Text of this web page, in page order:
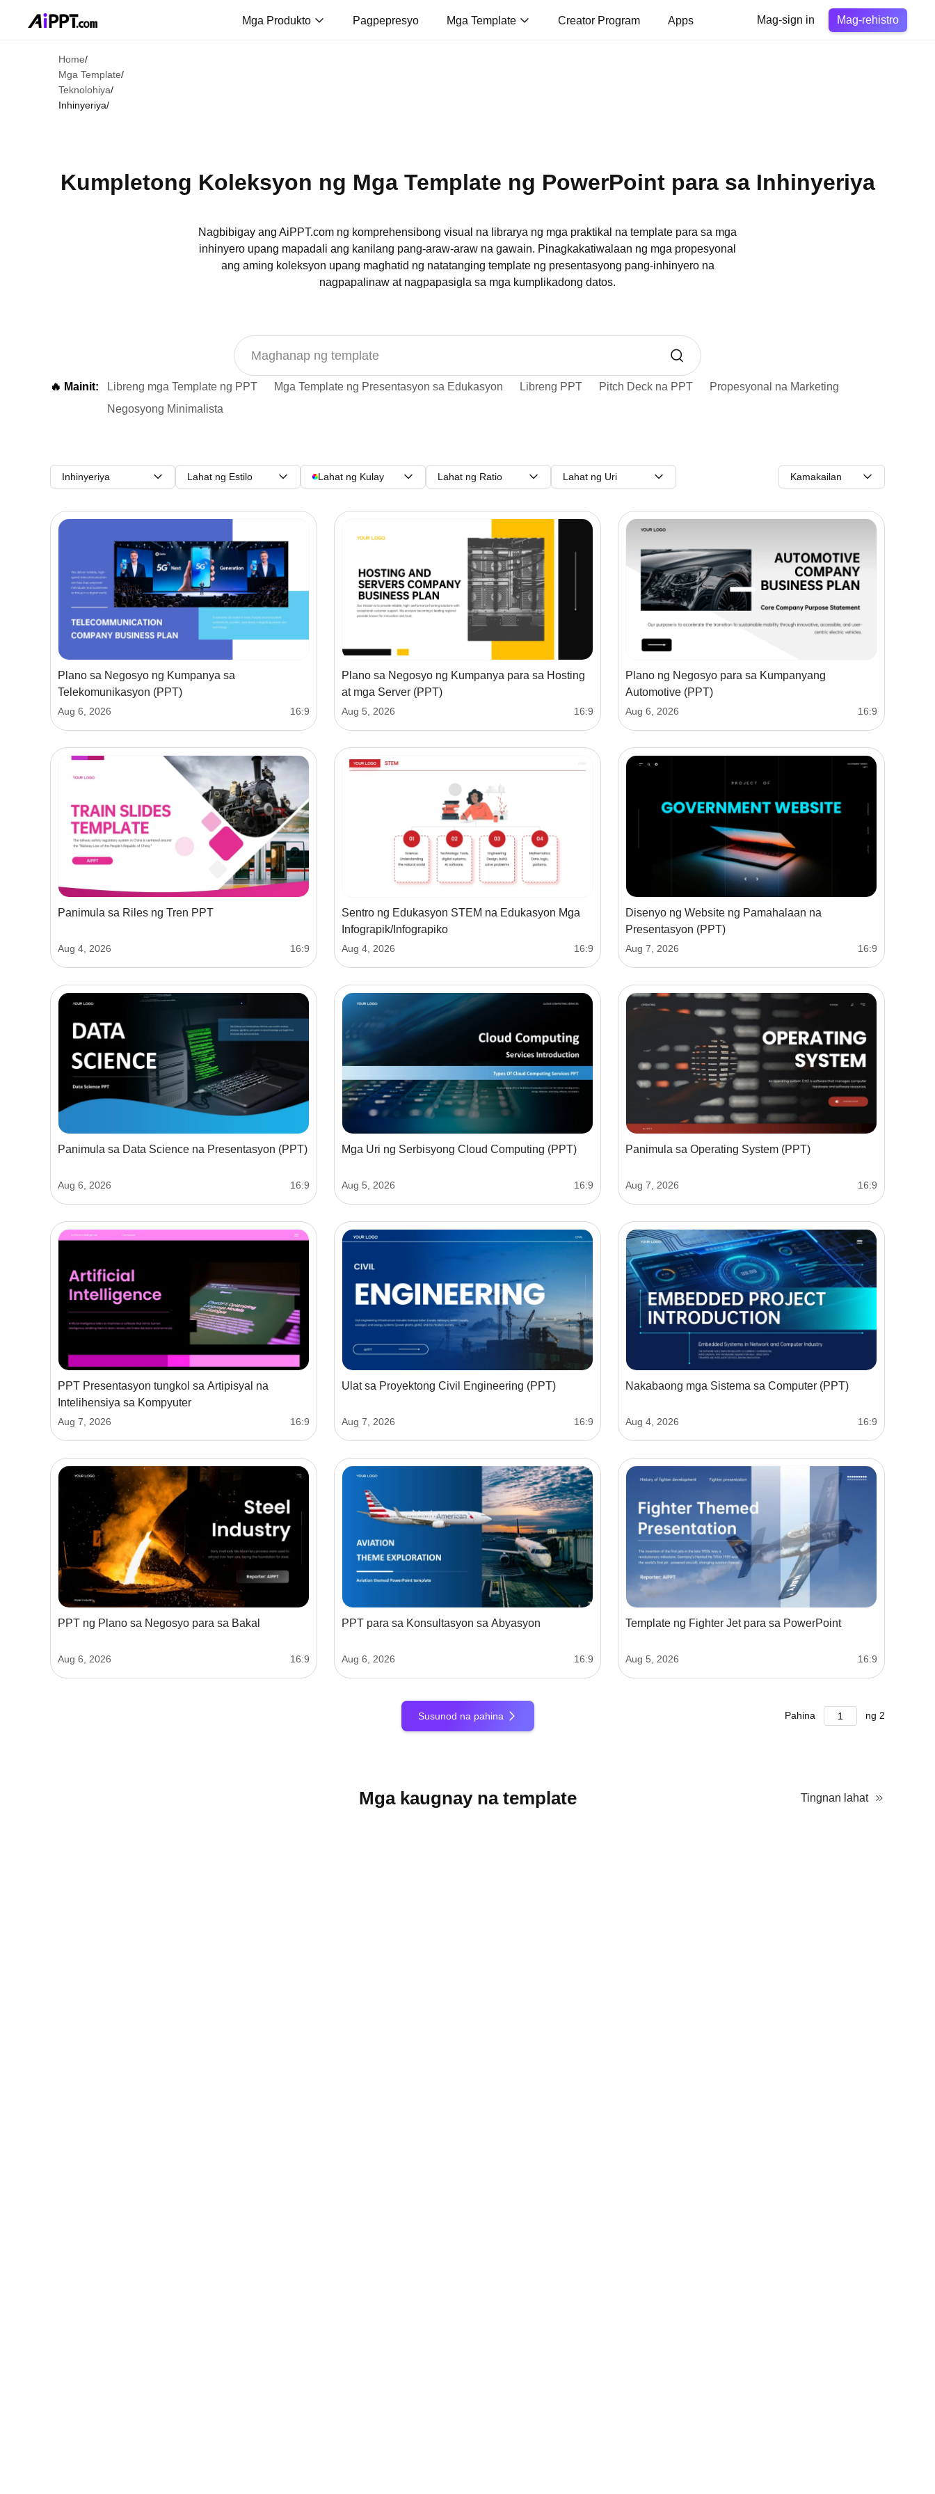
Mga Produkto Pagpepresyo Mga Template Creator Program Apps Mag-sign in Mag-rehistro
Home/
Mga Template/
Teknolohiya/
Inhinyeriya/
Kumpletong Koleksyon ng Mga Template ng PowerPoint para sa Inhinyeriya
Nagbibigay ang AiPPT.com ng komprehensibong visual na librarya ng mga praktikal na template para sa mga
inhinyero upang mapadali ang kanilang pang-araw-araw na gawain. Pinagkakatiwalaan ng mga propesyonal
ang aming koleksyon upang maghatid ng natatanging template ng presentasyong pang-inhinyero na
nagpapalinaw at nagpapasigla sa mga kumplikadong datos.
🔥 Mainit: Libreng mga Template ng PPT Mga Template ng Presentasyon sa Edukasyon Libreng PPT Pitch Deck na PPT
Propesyonal na Marketing
Negosyong Minimalista
Inhinyeriya Lahat ng Estilo Lahat ng Kulay Lahat ng Ratio Lahat ng Uri Kamakailan
Plano sa Negosyo ng Kumpanya sa
Telekomunikasyon (PPT)
Aug 6, 2026 16:9
Plano sa Negosyo ng Kumpanya para sa Hosting
at mga Server (PPT)
Aug 5, 2026 16:9
Plano ng Negosyo para sa Kumpanyang
Automotive (PPT)
Aug 6, 2026 16:9
Panimula sa Riles ng Tren PPT
Aug 4, 2026 16:9
Sentro ng Edukasyon STEM na Edukasyon Mga
Infograpik/Infograpiko
Aug 4, 2026 16:9
Disenyo ng Website ng Pamahalaan na
Presentasyon (PPT)
Aug 7, 2026 16:9
Panimula sa Data Science na Presentasyon (PPT)
Aug 6, 2026 16:9
Mga Uri ng Serbisyong Cloud Computing (PPT)
Aug 5, 2026 16:9
Panimula sa Operating System (PPT)
Aug 7, 2026 16:9
PPT Presentasyon tungkol sa Artipisyal na
Intelihensiya sa Kompyuter
Aug 7, 2026 16:9
Ulat sa Proyektong Civil Engineering (PPT)
Aug 7, 2026 16:9
Nakabaong mga Sistema sa Computer (PPT)
Aug 4, 2026 16:9
PPT ng Plano sa Negosyo para sa Bakal
Aug 6, 2026 16:9
PPT para sa Konsultasyon sa Abyasyon
Aug 6, 2026 16:9
Template ng Fighter Jet para sa PowerPoint
Aug 5, 2026 16:9
Susunod na pahina Pahina ng 2
Mga kaugnay na template Tingnan lahat